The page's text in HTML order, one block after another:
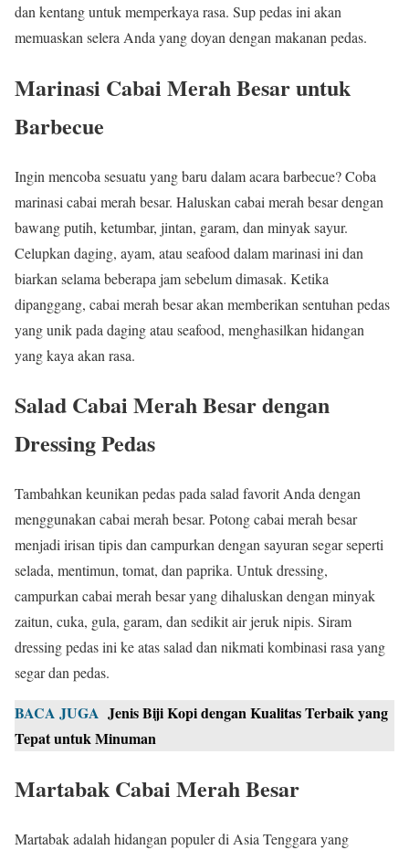
dan kentang untuk memperkaya rasa. Sup pedas ini akan
memuaskan selera Anda yang doyan dengan makanan pedas.
Marinasi Cabai Merah Besar untuk
Barbecue
Ingin mencoba sesuatu yang baru dalam acara barbecue? Coba
marinasi cabai merah besar. Haluskan cabai merah besar dengan
bawang putih, ketumbar, jintan, garam, dan minyak sayur.
Celupkan daging, ayam, atau seafood dalam marinasi ini dan
biarkan selama beberapa jam sebelum dimasak. Ketika
dipanggang, cabai merah besar akan memberikan sentuhan pedas
yang unik pada daging atau seafood, menghasilkan hidangan
yang kaya akan rasa.
Salad Cabai Merah Besar dengan
Dressing Pedas
Tambahkan keunikan pedas pada salad favorit Anda dengan
menggunakan cabai merah besar. Potong cabai merah besar
menjadi irisan tipis dan campurkan dengan sayuran segar seperti
selada, mentimun, tomat, dan paprika. Untuk dressing,
campurkan cabai merah besar yang dihaluskan dengan minyak
zaitun, cuka, gula, garam, dan sedikit air jeruk nipis. Siram
dressing pedas ini ke atas salad dan nikmati kombinasi rasa yang
segar dan pedas.
BACA JUGA Jenis Biji Kopi dengan Kualitas Terbaik yang
Tepat untuk Minuman
Martabak Cabai Merah Besar
Martabak adalah hidangan populer di Asia Tenggara yang